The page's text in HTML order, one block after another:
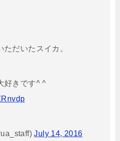
だいたスイカ。
好きです^ ^
July 14, 2016